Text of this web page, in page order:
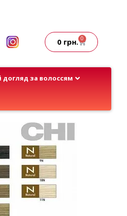
0 грн. 0
догляд за волоссям